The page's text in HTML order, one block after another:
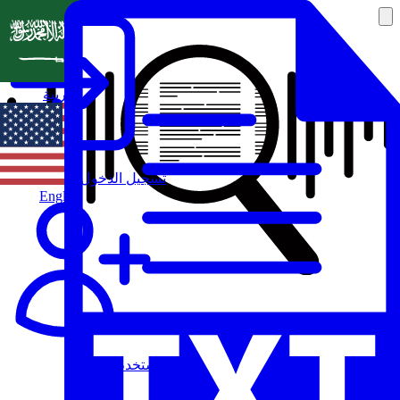
تسجيل الدخول
مستخدم جديد
العربية
English